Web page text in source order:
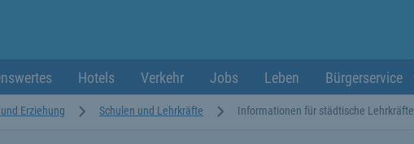
Hotels Verkehr Jobs Leben Bürgerservice
Erziehung Schulen und Lehrkräfte Informationen für städtische Lehrkräfte